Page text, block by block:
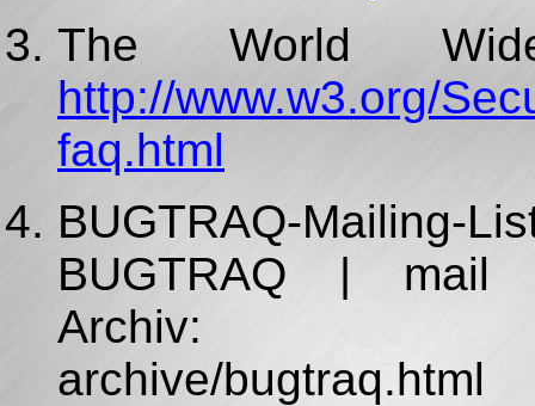
The World
http://www.w3.org/
faq.html
BUGTRAQ-
BUGTRAQ | mail
Archiv: http://
archive/bugtraq.html